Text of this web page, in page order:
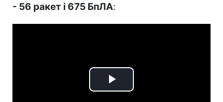
- 56 ракет і 675 БпЛА:
Play